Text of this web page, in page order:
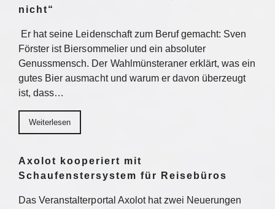
nicht“
Er hat seine Leidenschaft zum Beruf gemacht: Sven
Förster ist Biersommelier und ein absoluter
Genussmensch. Der Wahlmünsteraner erklärt, was ein
gutes Bier ausmacht und warum er davon überzeugt
ist, dass…
Weiterlesen
Axolot kooperiert mit
Schaufenstersystem für Reisebüros
Das Veranstalterportal Axolot hat zwei Neuerungen